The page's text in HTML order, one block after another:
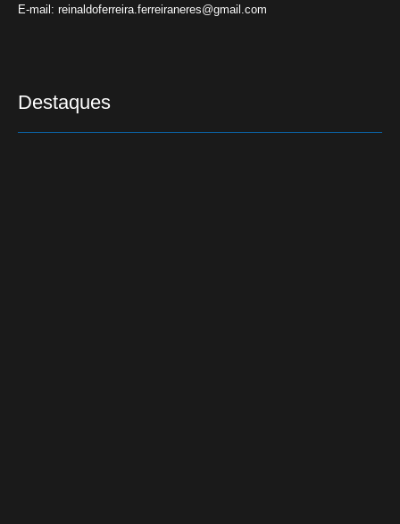
E-mail: reinaldoferreira.ferreiraneres@gmail.com
Destaques